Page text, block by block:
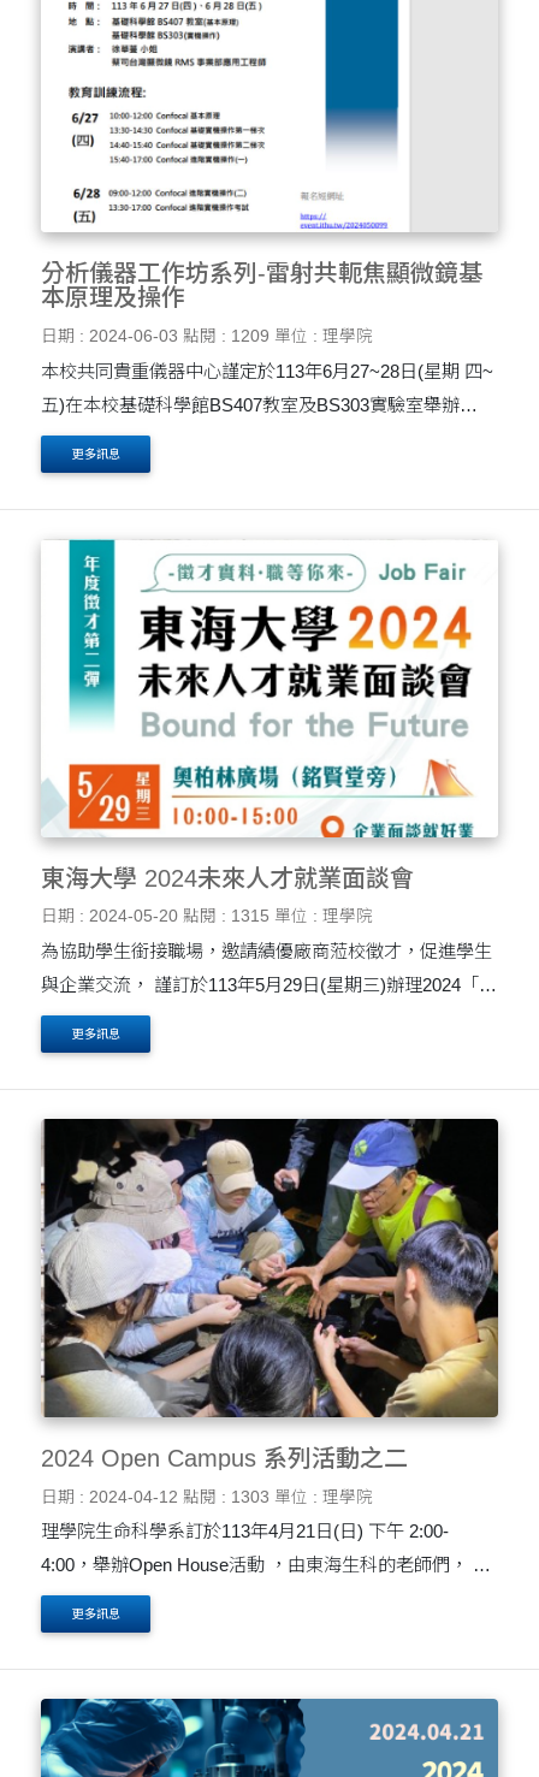
分析儀器工作坊系列-雷射共軛焦顯微鏡基
本原理及操作
日期 : 2024-06-03 點閱 : 1209 單位 : 理學院
本校共同貴重儀器中心謹定於113年6月27~28日(星期 四~
五)在本校基礎科學館BS407教室及BS303實驗室舉辦
「分析儀器工作坊系列-雷射共軛焦顯微鏡基本原理及操
更多訊息
東海大學 2024未來人才就業面談會
日期 : 2024-05-20 點閱 : 1315 單位 : 理學院
為協助學生銜接職場，邀請績優廠商蒞校徵才，促進學生
與企業交流， 謹訂於113年5月29日(星期三)辦理2024「東
海大學 2024未來人才就業面談會」活動。 活動時間：113
更多訊息
2024 Open Campus 系列活動之二
日期 : 2024-04-12 點閱 : 1303 單位 : 理學院
理學院生命科學系訂於113年4月21日(日) 下午 2:00-
4:00，舉辦Open House活動 ，由東海生科的老師們， 帶
領同學認識生科系的發展，並導覽系館、實驗室與動物
房，歡迎大家報名參與！ 歡迎有興趣的高中同學們參加，
本次活....
更多訊息